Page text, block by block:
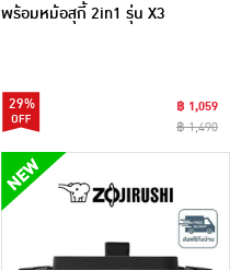
พร้อมหม้อสุกี้ 2in1 รุ่น X3
29%
฿ 1,059
฿ 1,490